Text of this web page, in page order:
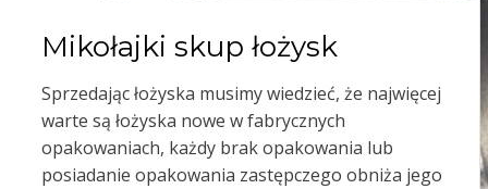
Mikołajki skup łożysk
Sprzedając łożyska musimy wiedzieć, że najwięcej
warte są łożyska nowe w fabrycznych
opakowaniach, każdy brak opakowania lub
posiadanie opakowania zastępczego obniża jego